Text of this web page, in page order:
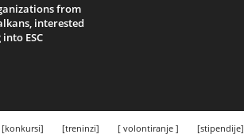
from
interested
ESC
[konkursi] [treninzi] [ volontiranje ] [stipendije]